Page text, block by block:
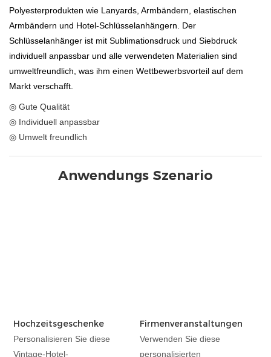
Polyesterprodukten wie Lanyards, Armbändern, elastischen
Armbändern und Hotel-Schlüsselanhängern. Der
Schlüsselanhänger ist mit Sublimationsdruck und Siebdruck
individuell anpassbar und alle verwendeten Materialien sind
umweltfreundlich, was ihm einen Wettbewerbsvorteil auf dem
Markt verschafft.
◎ Gute Qualität
◎ Individuell anpassbar
◎ Umwelt freundlich
Anwendungs Szenario
Hochzeitsgeschenke
Personalisieren Sie diese
Vintage-Hotel-
Firmenveranstaltungen
Verwenden Sie diese
personalisierten